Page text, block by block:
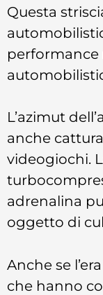
Questa
performance
L’azimut
anche
videogiochi.
adrenalina
oggetto di
Anche se
che hanno